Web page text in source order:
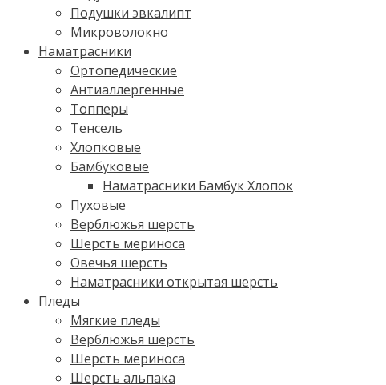
Подушки эвкалипт
Микроволокно
Наматрасники
Ортопедические
Антиаллергенные
Топперы
Тенсель
Хлопковые
Бамбуковые
Наматрасники Бамбук Хлопок
Пуховые
Верблюжья шерсть
Шерсть мериноса
Овечья шерсть
Наматрасники открытая шерсть
Пледы
Мягкие пледы
Верблюжья шерсть
Шерсть мериноса
Шерсть альпака